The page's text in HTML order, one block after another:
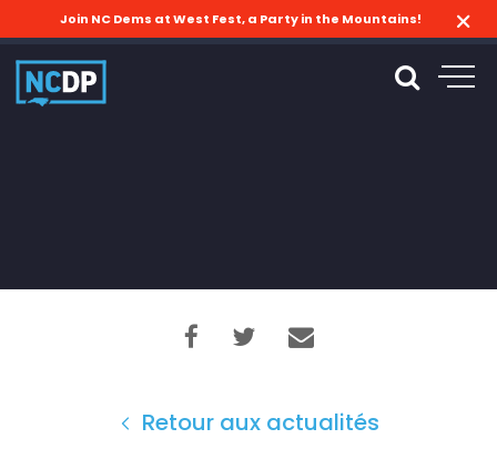
Join NC Dems at West Fest, a Party in the Mountains!
Retour aux actualités